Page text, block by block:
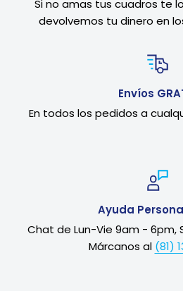
Si no amas tus cuadros te
devolvemos tu dinero en
Envíos
En todos los pedidos a
Ayuda
Chat de Lun-Vie 9am - 6pm,
Márcanos al (81)